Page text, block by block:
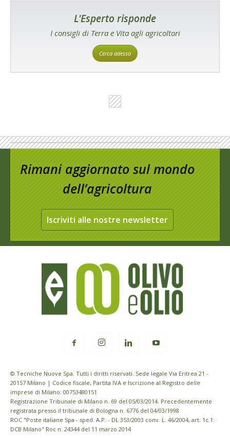
L'Esperto risponde
I consigli di Terra e Vita agli agricoltori
Cerca adesso
Rimani aggiornato sul mondo
dell’agricoltura
Iscriviti alle nostre newsletter
© Tecniche Nuove Spa. Tutti i diritti riservati. Sede legale Via Eritrea 21 -
20157 Milano | Codice fiscale, Partita IVA e Iscrizione al Registro delle
imprese di Milano: 00753480151
Registrazione Tribunale di Milano n. 69 del 05/03/2014. Precedentemente
registrata presso il tribunale di Bologna n. 6776 del 04/03/1998
ROC "Poste italiane Spa - sped. A.P. - DL 353/2003 conv. L. 46/2004, art. 1c.1:
DCB Milano" Roc n. 24344 del 11 marzo 2014